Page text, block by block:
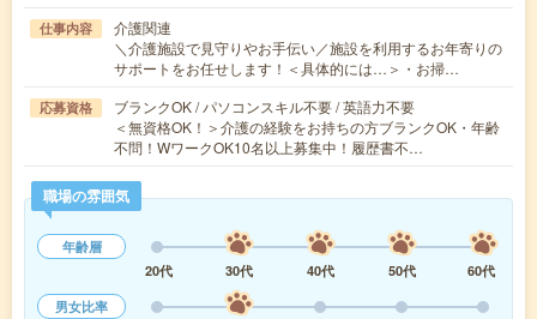
仕事内容
介護関連
＼介護施設で見守りやお手伝い／施設を利用するお年寄りの
サポートをお任せします！＜具体的には…＞・お掃…
応募資格
ブランクOK / パソコンスキル不要 / 英語力不要
＜無資格OK！＞介護の経験をお持ちの方ブランクOK・年齢
不問！WワークOK10名以上募集中！履歴書不…
職場の雰囲気
年齢層
20代
30代 40代 50代
60代
男女比率